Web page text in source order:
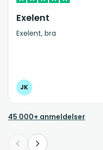
Exelent
Exelent, bra
JK
45 000+ anmeldelser